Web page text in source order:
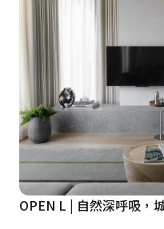
OPEN L | 自然深呼吸，